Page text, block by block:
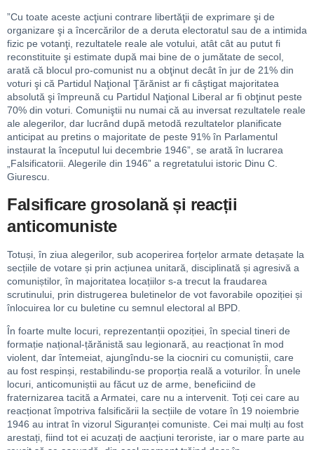
”Cu toate aceste acţiuni contrare libertăţii de exprimare şi de
organizare şi a încercărilor de a deruta electoratul sau de a intimida
fizic pe votanţi, rezultatele reale ale votului, atât cât au putut fi
reconstituite şi estimate după mai bine de o jumătate de secol,
arată că blocul pro-comunist nu a obţinut decât în jur de 21% din
voturi şi că Partidul Naţional Ţărănist ar fi câştigat majoritatea
absolută şi împreună cu Partidul Naţional Liberal ar fi obţinut peste
70% din voturi. Comuniştii nu numai că au inversat rezultatele reale
ale alegerilor, dar lucrând după metodă rezultatelor planificate
anticipat au pretins o majoritate de peste 91% în Parlamentul
instaurat la începutul lui decembrie 1946”, se arată în lucrarea
„Falsificatorii. Alegerile din 1946” a regretatului istoric Dinu C.
Giurescu.
Falsificare grosolană și reacții
anticomuniste
Totuși, în ziua alegerilor, sub acoperirea forțelor armate detașate la
secțiile de votare și prin acțiunea unitară, disciplinată și agresivă a
comuniștilor, în majoritatea locațiilor s-a trecut la fraudarea
scrutinului, prin distrugerea buletinelor de vot favorabile opoziției și
înlocuirea lor cu buletine cu semnul electoral al BPD.
În foarte multe locuri, reprezentanții opoziției, în special tineri de
formație național-țărănistă sau legionară, au reacționat în mod
violent, dar întemeiat, ajungîndu-se la ciocniri cu comuniștii, care
au fost respinși, restabilindu-se proporția reală a voturilor. În unele
locuri, anticomuniștii au făcut uz de arme, beneficiind de
fraternizarea tacită a Armatei, care nu a intervenit. Toți cei care au
reacționat împotriva falsificării la secțiile de votare în 19 noiembrie
1946 au intrat în vizorul Siguranței comuniste. Cei mai mulți au fost
arestați, fiind tot ei acuzați de aacțiuni teroriste, iar o mare parte au